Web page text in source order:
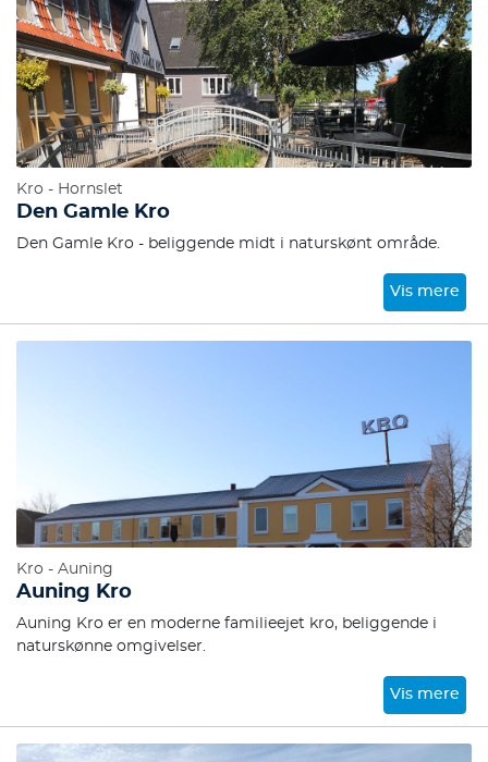
Kro - Hornslet
Den Gamle Kro
Den Gamle Kro - beliggende midt i naturskønt område.
Vis mere
Kro - Auning
Auning Kro
Auning Kro er en moderne familieejet kro, beliggende i
naturskønne omgivelser.
Vis mere